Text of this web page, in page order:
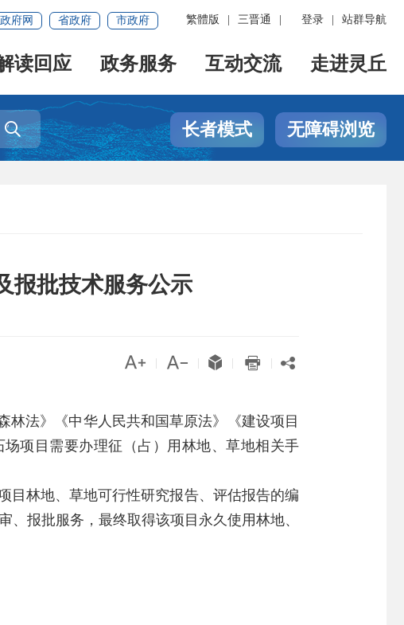
登录 站群导航
繁體版 三晋通
府网 省政府 市政府
读回应 政务服务 互动交流 走进灵丘
 长者模式 无障碍浏览
报批技术服务公示
    
林法》《中华人民共和国草原法》《建设项目
项目需要办理征（占）用林地、草地相关手
目林地、草地可行性研究报告、评估报告的编
报批服务，最终取得该项目永久使用林地、